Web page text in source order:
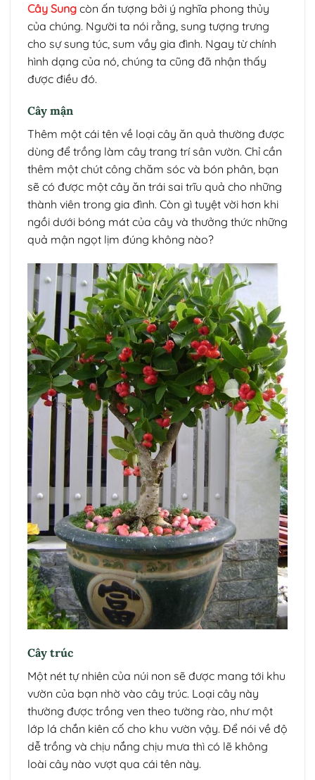
Cây Sung còn ấn tượng bởi ý nghĩa phong thủy
của chúng. Người ta nói rằng, sung tượng trưng
cho sự sung túc, sum vầy gia đình. Ngay từ chính
hình dạng của nó, chúng ta cũng đã nhận thấy
được điều đó.
Cây mận
Thêm một cái tên về loại cây ăn quả thường được
dùng để trồng làm cây trang trí sân vườn. Chỉ cần
thêm một chút công chăm sóc và bón phân, bạn
sẽ có được một cây ăn trái sai trĩu quả cho những
thành viên trong gia đình. Còn gì tuyệt vời hơn khi
ngồi dưới bóng mát của cây và thưởng thức những
quả mận ngọt lịm đúng không nào?
Cây trúc
Một nét tự nhiên của núi non sẽ được mang tới khu
vườn của bạn nhờ vào cây trúc. Loại cây này
thường được trồng ven theo tường rào, như một
lớp lá chắn kiên cố cho khu vườn vậy. Để nói về độ
dễ trồng và chịu nắng chịu mưa thì có lẽ không
loài cây nào vượt qua cái tên này.